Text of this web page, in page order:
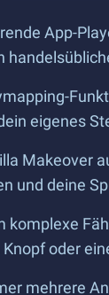
App-
eigenes
Makeover
und deine
komplexe
oder
mehrere